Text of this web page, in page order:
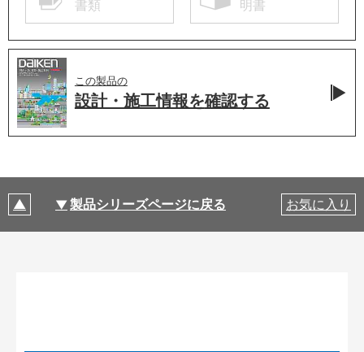
書類
明書
この製品の
設計・施工情報を確認する
製品シリーズページに戻る お気に入り